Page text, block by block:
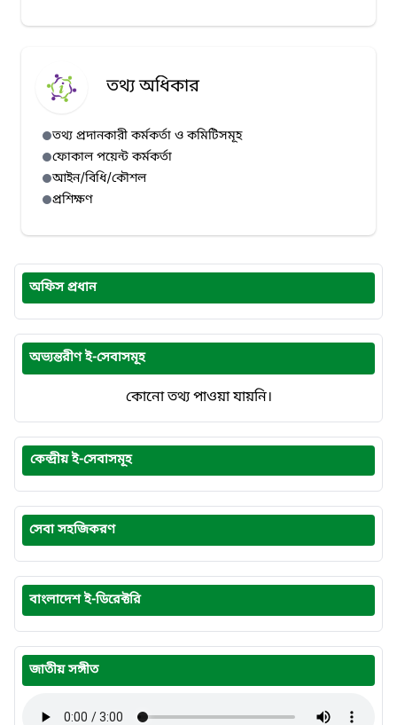
তথ্য অধিকার
তথ্য প্রদানকারী কর্মকর্তা ও কমিটিসমূহ
ফোকাল পয়েন্ট কর্মকর্তা
আইন/বিধি/কৌশল
প্রশিক্ষণ
অফিস প্রধান
অভ্যন্তরীণ ই-সেবাসমূহ
কোনো তথ্য পাওয়া যায়নি।
কেন্দ্রীয় ই-সেবাসমূহ
সেবা সহজিকরণ
বাংলাদেশ ই-ডিরেক্টরি
জাতীয় সঙ্গীত